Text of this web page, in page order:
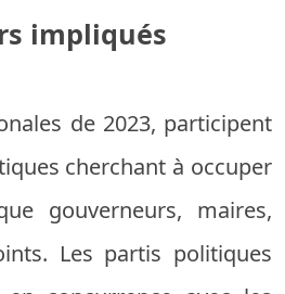
impliqués
de 2023, participent
cherchant à occuper
gouverneurs, maires,
Les partis politiques